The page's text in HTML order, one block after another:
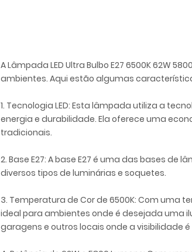
A Lâmpada LED Ultra Bulbo E27 6500K 62W
ambientes. Aqui estão algumas
1. Tecnologia LED: Esta lâmpada utiliza a
energia e durabilidade. Ela oferece uma
tradicionais.
2. Base E27: A base E27 é uma das bases
diversos tipos de luminárias e soquetes.
3. Temperatura de Cor de 6500K: Com uma
ideal para ambientes onde é desejada uma
garagens e outros locais onde a visibilidade